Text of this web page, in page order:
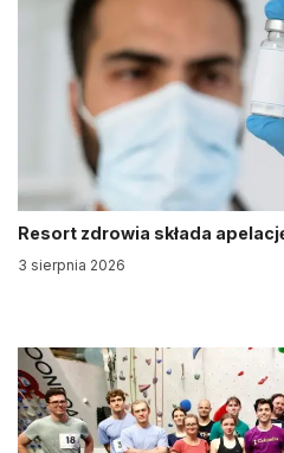
Resort zdrowia składa
3 sierpnia 2026